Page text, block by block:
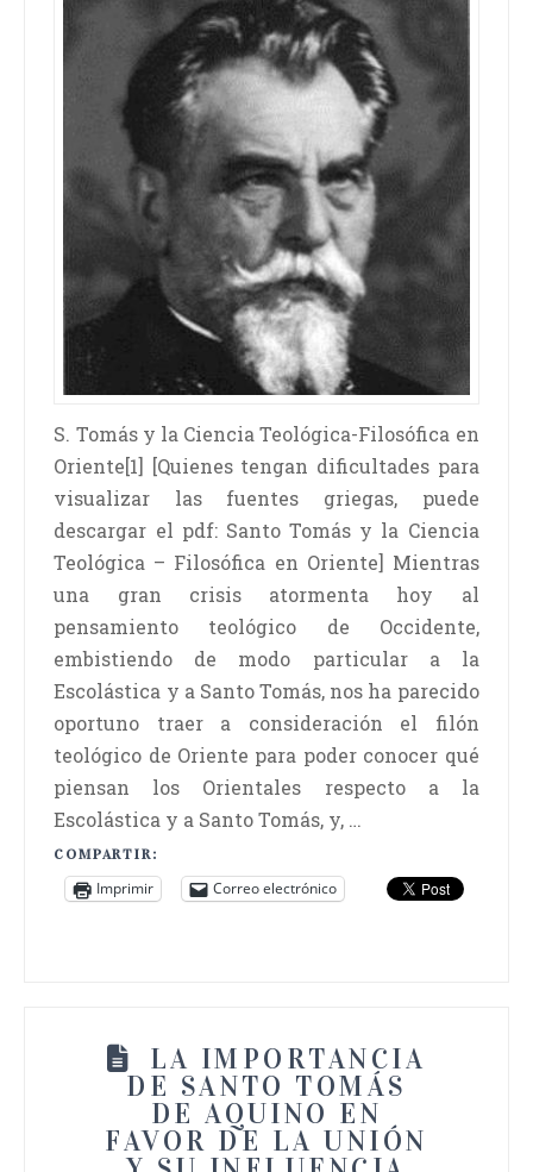
S. Tomás y la Ciencia Teológica-Filosófica en
Oriente[1] [Quienes tengan dificultades para
visualizar las fuentes griegas, puede
descargar el pdf: Santo Tomás y la Ciencia
Teológica – Filosófica en Oriente] Mientras
una gran crisis atormenta hoy al
pensamiento teológico de Occidente,
embistiendo de modo particular a la
Escolástica y a Santo Tomás, nos ha parecido
oportuno traer a consideración el filón
teológico de Oriente para poder conocer qué
piensan los Orientales respecto a la
Escolástica y a Santo Tomás, y, …
COMPARTIR:
Imprimir Correo electrónico
LA IMPORTANCIA
DE SANTO TOMÁS
DE AQUINO EN
FAVOR DE LA UNIÓN